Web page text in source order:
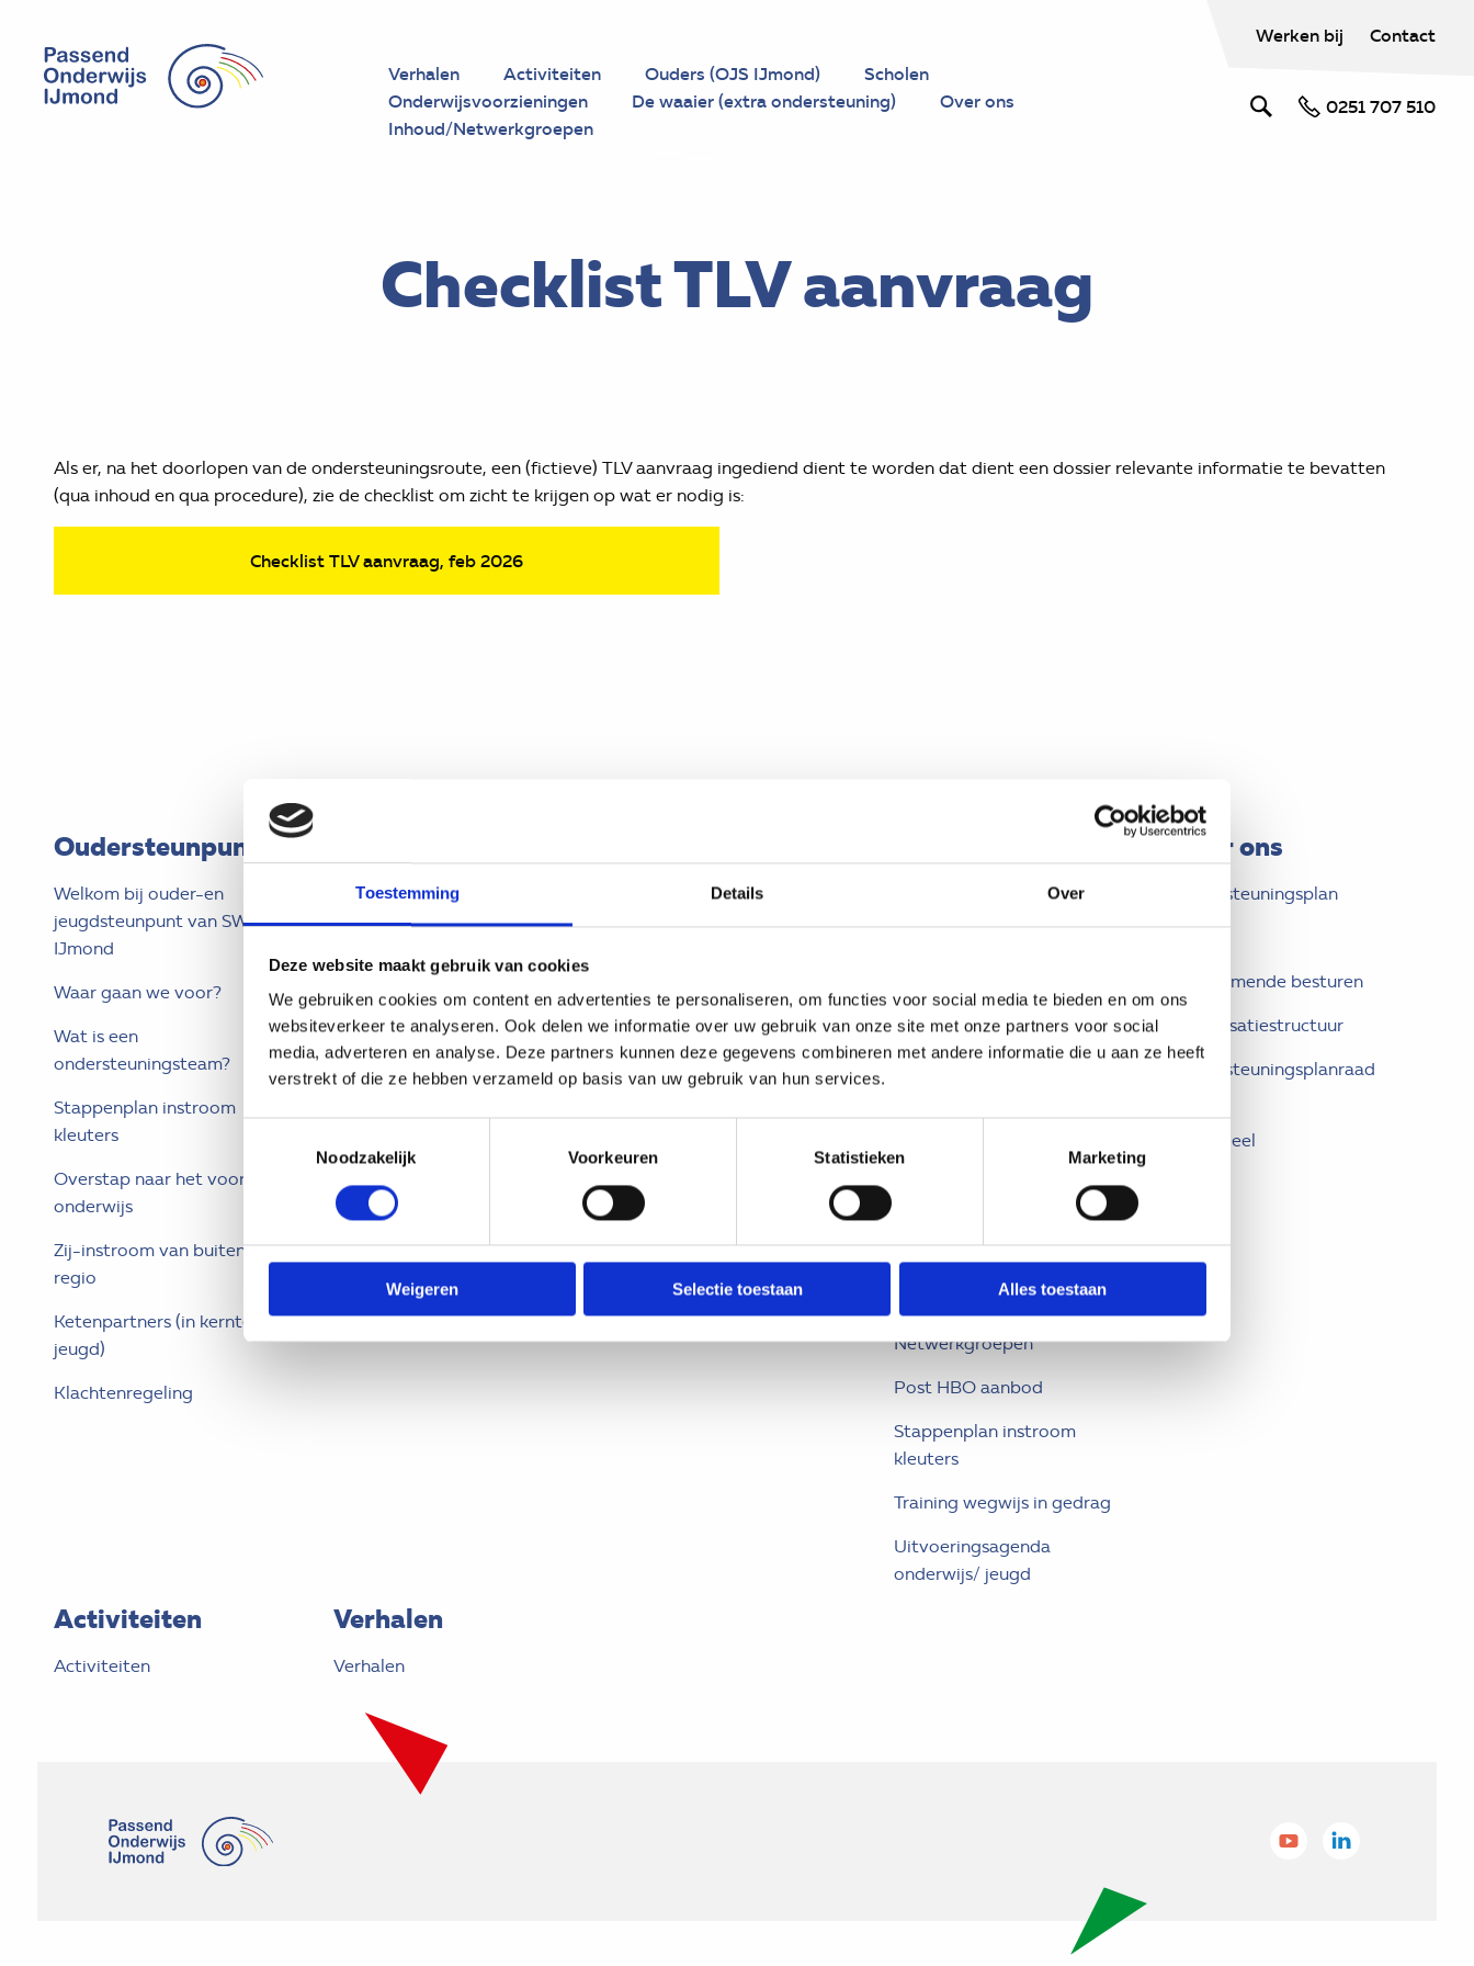
Toestemming Details Over
Deze website maakt gebruik van cookies
We gebruiken cookies om content en advertenties te personaliseren, om functies voor social media te bieden en om ons
websiteverkeer te analyseren. Ook delen we informatie over uw gebruik van onze site met onze partners voor social
media, adverteren en analyse. Deze partners kunnen deze gegevens combineren met andere informatie die u aan ze heeft
verstrekt of die ze hebben verzameld op basis van uw gebruik van hun services.
Noodzakelijk
Voorkeuren Statistieken Marketing
Weigeren Selectie toestaan Alles toestaan
Verhalen Activiteiten Ouders (OJS IJmond)
Scholen
Onderwijsvoorzieningen
De waaier (extra ondersteuning)
Over ons
Inhoud/Netwerkgroepen
Werken bij Contact
0251 707 510
Checklist TLV aanvraag
Als er, na het doorlopen van de ondersteuningsroute, een (fictieve) TLV aanvraag ingediend dient te worden dat dient een dossier relevante informatie te bevatten
(qua inhoud en qua procedure), zie de checklist om zicht te krijgen op wat er nodig is:
Checklist TLV aanvraag, feb 2026
Oudersteunpunt
Welkom bij ouder-en
jeugdsteunpunt van SWV PO
IJmond
Waar gaan we voor?
Wat is een
ondersteuningsteam?
Stappenplan instroom
kleuters
Overstap naar het voortgezet
onderwijs
Zij-instroom van buiten de
regio
Ketenpartners (in kernteam-
jeugd)
Klachtenregeling
Jaarplan
Ondersteuningsroute
Schoolondersteuningsprofiel
(SOP)
Bovenschoolse startklas
Day a week school
Kennemer Kids & Primair
Onderwijs
Praktijkklas De Kerkuil
Sterklas
Voltijd HB voorzieningen
Cultuurtolk
Handelingsgericht arrangeren
Ketenpartners
Module ‘Inclusie in actie’ in
samenwerking met de
Hogeschool van Utrecht
Netwerkgroepen
Post HBO aanbod
Stappenplan instroom
kleuters
Training wegwijs in gedrag
Uitvoeringsagenda
onderwijs/ jeugd
Over ons
Ondersteuningsplan
Deelnemende besturen
Organisatiestructuur
Ondersteuningsplanraad
Financieel
Activiteiten
Activiteiten
Verhalen
Verhalen